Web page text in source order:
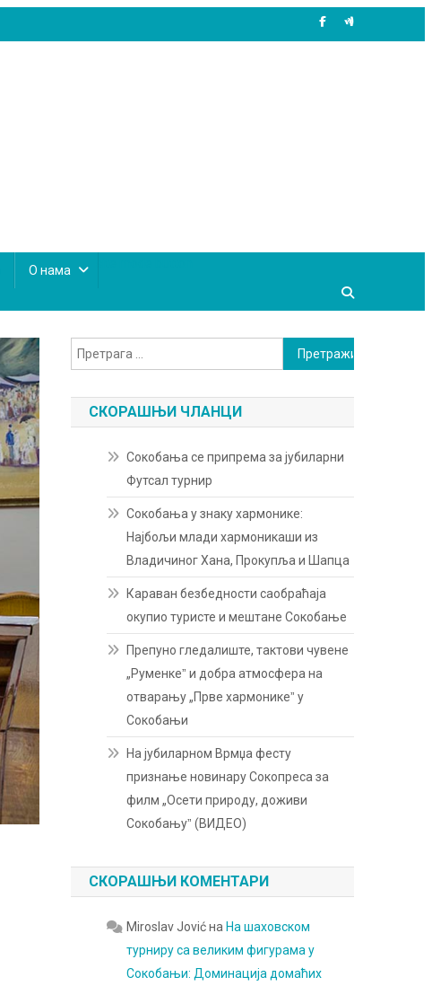
О нама
Претрага
за:
СКОРАШЊИ ЧЛАНЦИ
Сокобања се припрема за јубиларни
Футсал турнир
Сокобања у знаку хармонике:
Најбољи млади хармоникаши из
Владичиног Хана, Прокупља и Шапца
Караван безбедности саобраћаја
окупио туристе и мештане Сокобање
Препуно гледалиште, тактови чувене
„Руменкеˮ и добра атмосфера на
отварању „Прве хармоникеˮ у
Сокобањи
На јубиларном Врмџа фесту
признање новинару Сокопреса за
филм „Осети природу, доживи
Сокобањуˮ (ВИДЕО)
СКОРАШЊИ КОМЕНТАРИ
Miroslav Jovićна На шаховском
турниру са великим фигурама у
Сокобањи: Доминација домаћих